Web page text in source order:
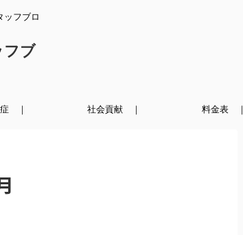
ッフブロ
ブ
｜ 社会貢献 ｜ 料金表 ｜